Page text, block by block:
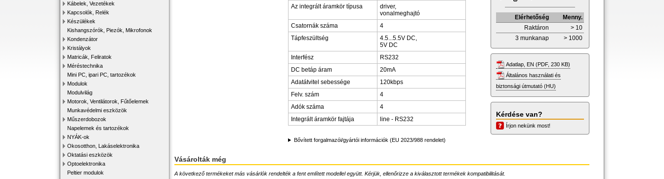
Kábelek, Vezetékek
Kapcsolók, Relék
Készülékek
Kishangszórók, Piezók, Mikrofonok
Kondenzátor
Kristályok
Matricák, Feliratok
Méréstechnika
Mini PC, ipari PC, tartozékok
Modulok
Modulvilág
Motorok, Ventilátorok, Fűtőelemek
Munkavédelmi eszközök
Műszerdobozok
Napelemek és tartozékok
NYÁK-ok
Okosotthon, Lakáselektronika
Oktatási eszközök
Optoelektronika
Peltier modulok
Az integrált áramkör típusa
driver,
vonalmeghajtó
Csatornák száma
4
Tápfeszültség
4.5...5.5V DC,
5V DC
Interfész
RS232
DC betáp áram
20mA
Adatátvitel sebessége
120kbps
Felv. szám
4
Adók száma
4
Integrált áramkör fajtája
line - RS232
Bővített forgalmazói/gyártói információk (EU 2023/988 rendelet)
Elérhetőség
Menny.
Raktáron
> 10
3 munkanap
> 1000
Adatlap, EN (PDF, 230 KB)
Általános használati és
biztonsági útmutató (HU)
Kérdése van?
Írjon nekünk most!
Vásárolták még
A következő termékeket más vásárlók rendelték a fent említett modellel együtt. Kérjük, ellenőrizze a kiválasztott termékek kompatibilitását.